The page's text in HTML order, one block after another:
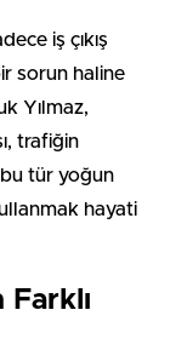
iş çıkış
sorun haline
Yılmaz,
trafiğin
bu tür yoğun
hayati
Farklı